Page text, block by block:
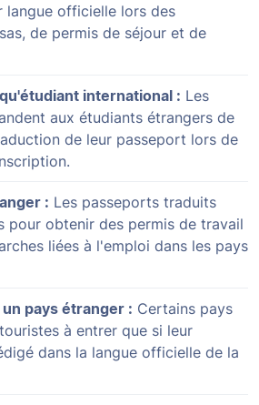
langue officielle lors des
de permis de séjour et de
international : Les
aux étudiants étrangers de
de leur passeport lors de
: Les passeports traduits
pour obtenir des permis de travail
liées à l'emploi dans les pays
pays étranger : Certains pays
à entrer que si leur
dans la langue officielle de la